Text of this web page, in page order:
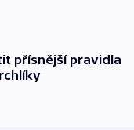
přísnější pravidla